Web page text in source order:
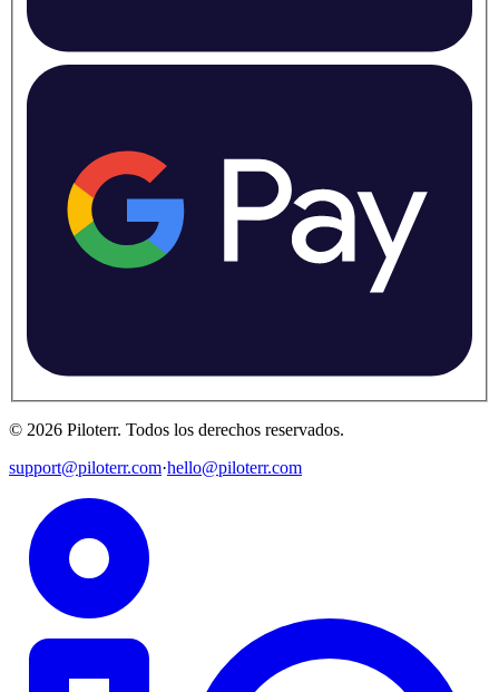
© 2026 Piloterr. Todos los derechos reservados.
support@piloterr.com·hello@piloterr.com